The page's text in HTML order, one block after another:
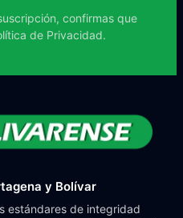
confirmas que
de Privacidad.
y Bolívar
estándares de integridad